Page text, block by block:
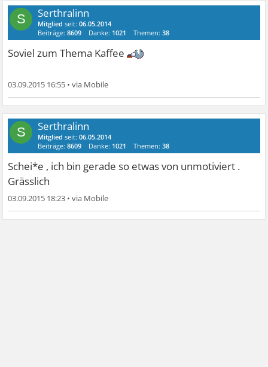
S Serthralinn
Mitglied seit:06.05.2014
Beiträge:8609 Danke: 1021 Themen:38
Soviel zum Thema Kaffee
03.09.2015 16:55 •
S Serthralinn
Mitglied seit:06.05.2014
Beiträge:8609 Danke: 1021 Themen:38
Schei*e , ich bin gerade so etwas von unmotiviert .
Grässlich
03.09.2015 18:23 •